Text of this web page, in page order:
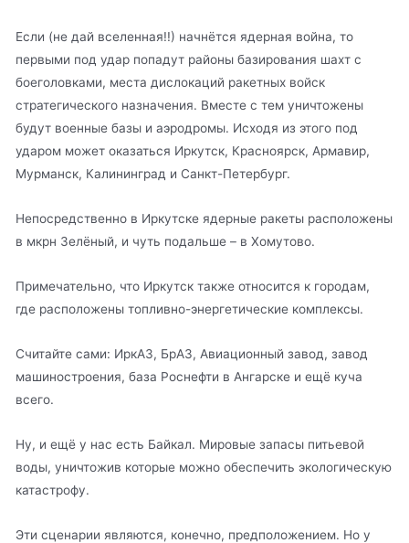
Если (не дай вселенная!!) начнётся ядерная война, то
первыми под удар попадут районы базирования шахт с
боеголовками, места дислокаций ракетных войск
стратегического назначения. Вместе с тем уничтожены
будут военные базы и аэродромы. Исходя из этого под
ударом может оказаться Иркутск, Красноярск, Армавир,
Мурманск, Калининград и Санкт-Петербург.
Непосредственно в Иркутске ядерные ракеты расположены
в мкрн Зелёный, и чуть подальше – в Хомутово.
Примечательно, что Иркутск также относится к городам,
где расположены топливно-энергетические комплексы.
Считайте сами: ИркАЗ, БрАЗ, Авиационный завод, завод
машиностроения, база Роснефти в Ангарске и ещё куча
всего.
Ну, и ещё у нас есть Байкал. Мировые запасы питьевой
воды, уничтожив которые можно обеспечить экологическую
катастрофу.
Эти сценарии являются, конечно, предположением. Но у